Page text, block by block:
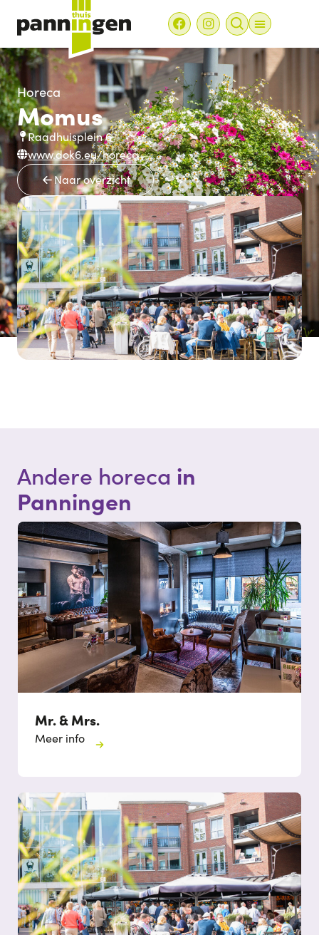
Horeca
Momus
Raadhuisplein 6
www.dok6.eu/horeca
Naar overzicht
Andere horeca in
Panningen
Mr. & Mrs.
Meer info